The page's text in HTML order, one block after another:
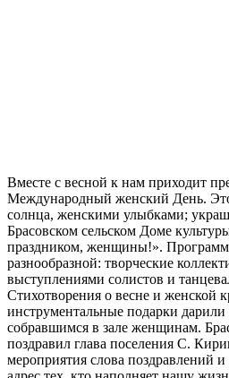
Вместе с весной к нам приходит
Международный женский День.
солнца, женскими улыбками;
Брасовском сельском Доме
праздником, женщины!».
разнообразной: творческие
выступлениями солистов и
Стихотворения о весне и женской
инструментальные подарки
собравшимся в зале женщинам.
поздравил глава поселения С.
мероприятия слова поздравлений